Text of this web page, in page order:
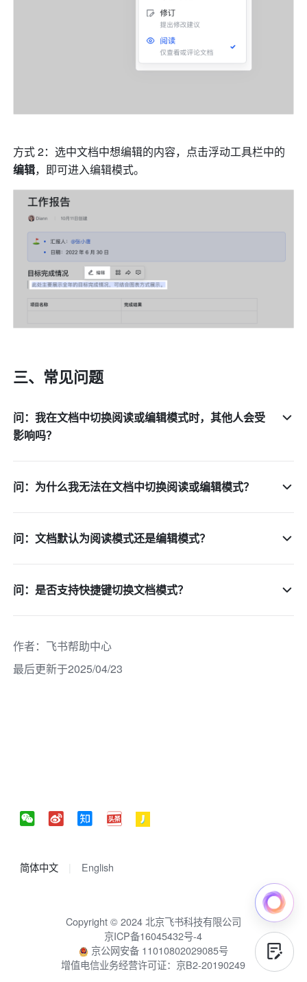
编辑，即可进入编辑模式。
三、常见问题
问：我在文档中切换阅读或编辑模式时，其他人会受
影响吗？
问：为什么我无法在文档中切换阅读或编辑模式？
问：文档默认为阅读模式还是编辑模式？
问：是否支持快捷键切换文档模式？
作者： 飞书帮助中心
最后更新于2025/04/23
简体中文 English
Copyright © 2024 北京飞书科技有限公司
京ICP备16045432号-4
京公网安备 11010802029085号
增值电信业务经营许可证：京B2-20190249